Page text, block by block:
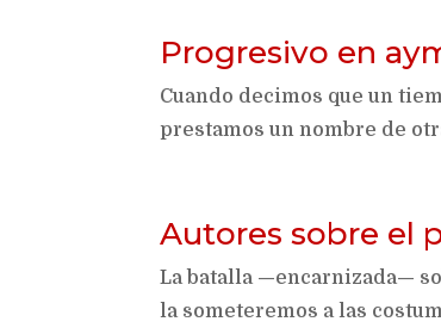
Progresivo en
Cuando decimos que un
prestamos un nombre de
Autores sobre el
La batalla —encarnizada—
la someteremos a las